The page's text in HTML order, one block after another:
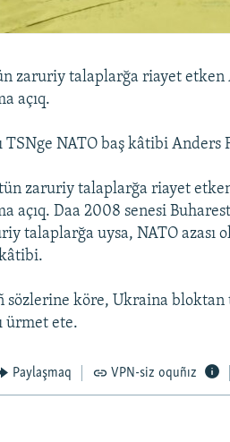
zaruriy talaplarğa riayet etken
açıq.
TSNge NATO baş kâtibi Anders
zaruriy talaplarğa riayet
açıq. Daa 2008 senesi
talaplarğa uysa, NATO azası
sözlerine köre, Ukraina
ürmet ete.
Paylaşmaq VPN-siz oquñız